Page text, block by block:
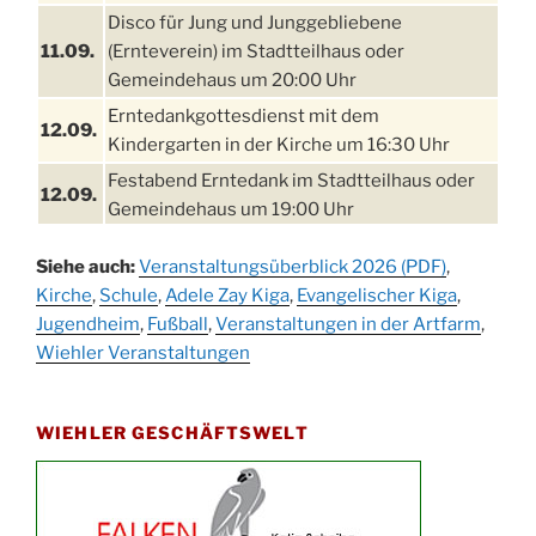
11.09.
Disco für Jung und Junggebliebene
(Ernteverein) im Stadtteilhaus oder
Gemeindehaus um 20:00 Uhr
12.09.
Erntedankgottesdienst mit dem
Kindergarten in der Kirche um 16:30 Uhr
12.09.
Festabend Erntedank im Stadtteilhaus oder
Gemeindehaus um 19:00 Uhr
13.09.
Stadtteilhaus um 14:00 Uhr
19.09.
Schlagerabend im Stadtteilhaus
Drabenderhöhe
Kinderbibeltag im Ev. Gemeindehaus von 10-
12 Uhr
Afterwork-Andacht um 18:00 Uhr in der
Siehe auch:Veranstaltungsüberblick 2026 (PDF),
Kirche, Schule,Adele Zay Kiga, Evangelischer Kiga,
Jugendheim, Fußball,Veranstaltungen in der Artfarm,
Wiehler Veranstaltungen
WIEHLER GESCHÄFTSWELT